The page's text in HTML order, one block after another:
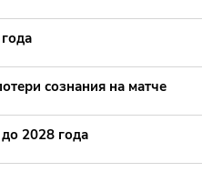
сознания на матче
2028 года